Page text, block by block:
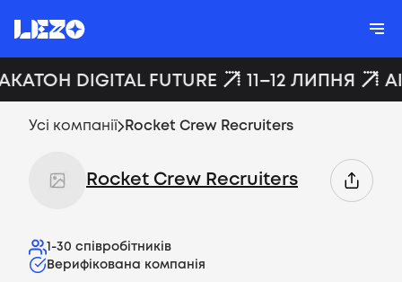
DIGITAL FUTURE 11–12 ЛИПНЯ
Усі компанії Rocket Crew Recruiters
Rocket Crew Recruiters
1-30 співробітників
Верифікована компанія